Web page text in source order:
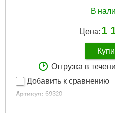
В
Цена: 1
Отгрузка в
Добавить к сравнению
Артикул: 69320
Код товара: 29.50.67